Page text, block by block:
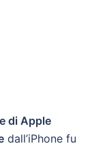
di Apple
dall’iPhone fu